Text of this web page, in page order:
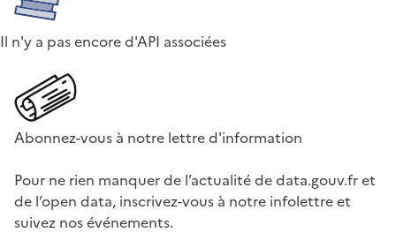
Il n'y a pas encore d'API associées
Abonnez-vous à notre lettre d'information
Pour ne rien manquer de l’actualité de data.gouv.fr et
de l’open data, inscrivez-vous à notre infolettre et
suivez nos événements.